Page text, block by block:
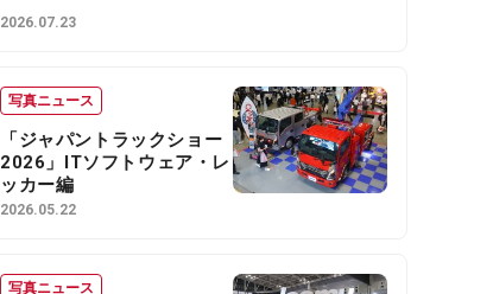
2026.07.23
写真ニュース
「ジャパントラックショー
2026」ITソフトウェア・レ
ッカー編
2026.05.22
写真ニュース